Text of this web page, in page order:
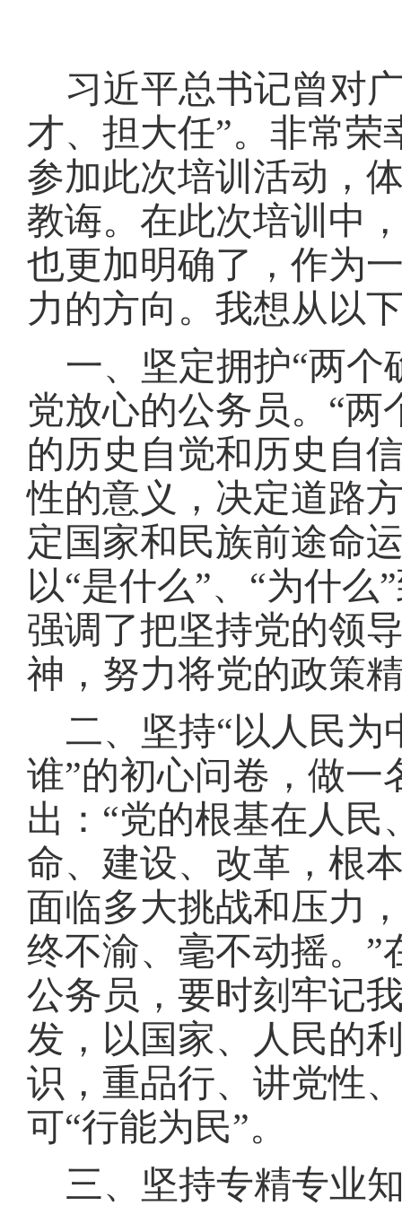
习近平总书记曾对
才、担大任”。非常
参加此次培训活动，
教诲。在此次培训中
也更加明确了，作为
力的方向。我想从以
一、坚定拥护“两个
党放心的公务员。“两
的历史自觉和历史自
性的意义，决定道路
定国家和民族前途命
以“是什么”、“为什么
强调了把坚持党的领
神，努力将党的政策
二、坚持“以人民为
谁”的初心问卷，做一
出：“党的根基在人
命、建设、改革，根
面临多大挑战和压力
终不渝、毫不动摇。”
公务员，要时刻牢记
发，以国家、人民的
识，重品行、讲党性
可“行能为民”。
三、坚持专精专业